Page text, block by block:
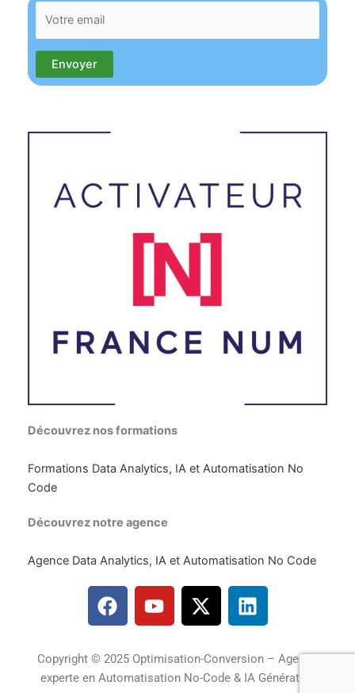
Découvrez nos formations
Formations Data Analytics, IA et Automatisation No
Code
Découvrez notre agence
Agence Data Analytics, IA et Automatisation No Code
F
a
e
b
Y
o
t
u
X
-
w
i
L
i
k
e
Copyright © 2025 Optimisation-Conversion – Agence
experte en Automatisation No-Code & IA Générative